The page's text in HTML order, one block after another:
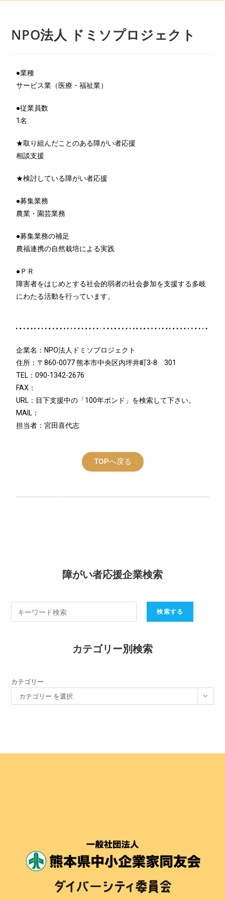
NPO法人 ドミソプロジェクト
●業種
サービス業（医療・福祉業）
●従業員数
1名
★取り組んだことのある障がい者応援
相談支援
★検討している障がい者応援
●募集業務
農業・園芸業務
●募集業務の補足
農福連携の自然栽培による実践
●ＰＲ
障害者をはじめとする社会的弱者の社会参加を支援する多岐
にわたる活動を行っています。
企業名：NPO法人ドミソプロジェクト
住所：〒860-0077 熊本市中央区内坪井町3-8 301
TEL：090-1342-2676
FAX：
URL：目下支援中の「100年ボンド」を検索して下さい。
MAIL：
担当者：宮田喜代志
TOPへ戻る
障がい者応援企業検索
カテゴリー別検索
カテゴリー
カテゴリー を選択